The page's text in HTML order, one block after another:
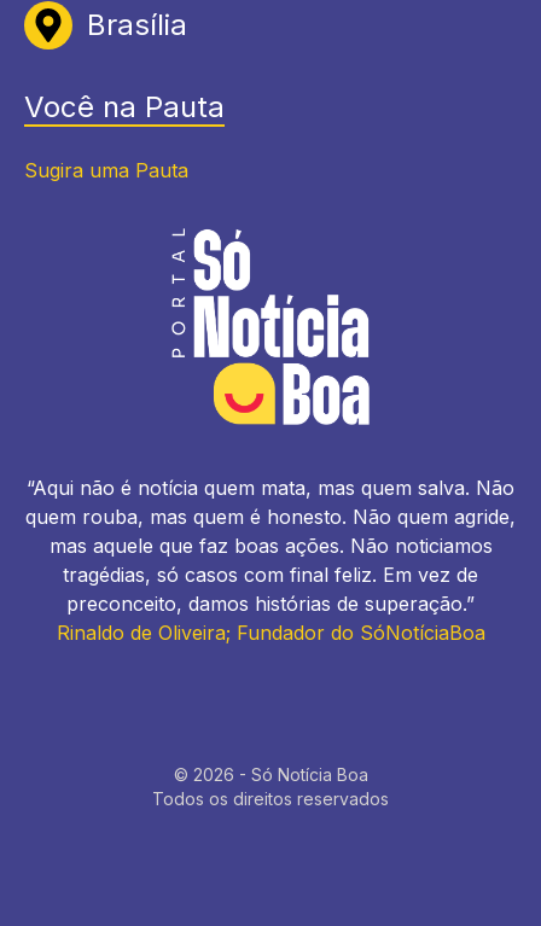
Brasília
Você na Pauta
Sugira uma Pauta
“Aqui não é notícia quem mata, mas quem salva. Não
quem rouba, mas quem é honesto. Não quem agride,
mas aquele que faz boas ações. Não noticiamos
tragédias, só casos com final feliz. Em vez de
preconceito, damos histórias de superação.”
Rinaldo de Oliveira; Fundador do SóNotíciaBoa
© 2026 - Só Notícia Boa
Todos os direitos reservados